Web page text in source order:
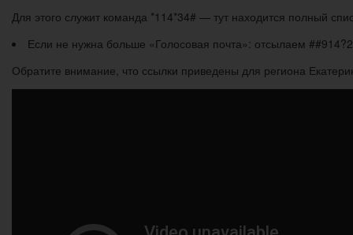
Для этого служит команда *114*34# — тут находится полный
Если не нужна больше «Голосовая почта»: отсылаем
Обратите внимание, что ссылки приведены для региона